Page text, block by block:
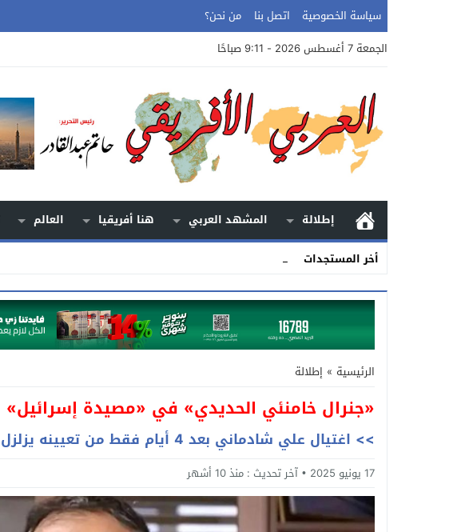
سياسة الخصوصية اتصل بنا
من نحن؟
الجمعة 7 أغسطس 2026 - 9:11 صباحًا
إطلالة المشهد العربي هنا أفريقيا العالم
أخر المستجدات
الأرض.. _
Stop
Previous
Next
الرئيسية » إطلالة
«جنرال خامنئي الحديدي» في «مصيدة إسرائيل»
>> اغتيال علي شادماني بعد 4 أيام فقط من تعيينه يزلزل إيران
17 يونيو 2025 آخر تحديث : منذ 10 أشهر